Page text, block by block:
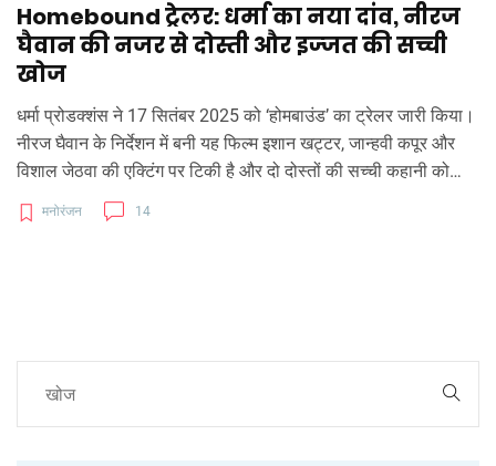
Homebound ट्रेलर: धर्मा का नया दांव, नीरज
घैवान की नजर से दोस्ती और इज्जत की सच्ची
खोज
धर्मा प्रोडक्शंस ने 17 सितंबर 2025 को ‘होमबाउंड’ का ट्रेलर जारी किया।
नीरज घैवान के निर्देशन में बनी यह फिल्म इशान खट्टर, जान्हवी कपूर और
विशाल जेठवा की एक्टिंग पर टिकी है और दो दोस्तों की सच्ची कहानी को
दिखाती है, जो पुलिस की नौकरी और इज्जत की तलाश में हैं। प्रियंका चोपड़ा
की प्रतिक्रिया को लेकर अभी कोई आधिकारिक जानकारी नहीं है।
मनोरंजन 14